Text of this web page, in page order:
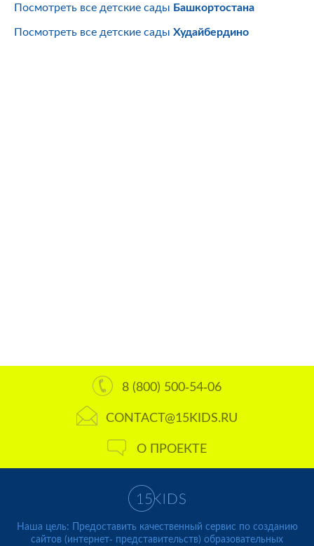
Посмотреть все детские сады Башкортостана
Посмотреть все детские сады Худайбердино
8 (800) 500-54-06
CONTACT@15KIDS.RU
О ПРОЕКТЕ
Наша цель: Предоставить качественный сервис по созданию
сайтов (интернет- представительств) образовательных